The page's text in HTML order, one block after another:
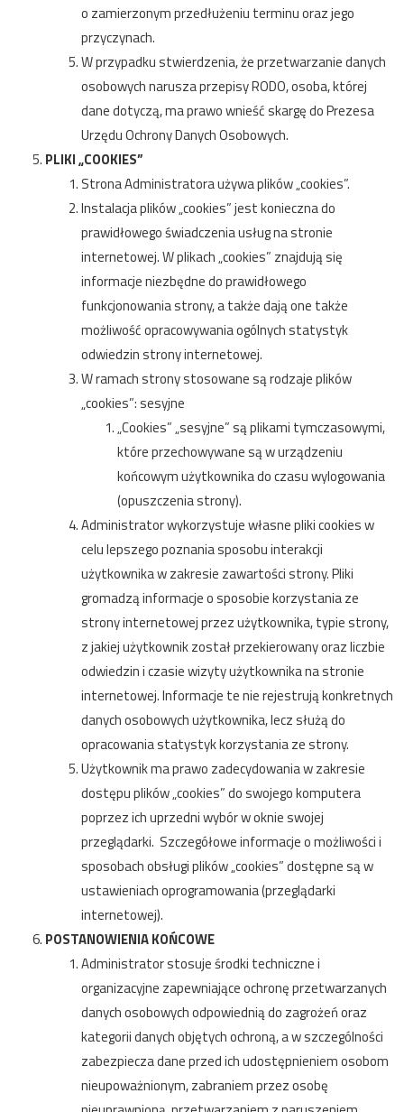
o zamierzonym przedłużeniu terminu oraz jego
przyczynach.
W przypadku stwierdzenia, że przetwarzanie danych
osobowych narusza przepisy RODO, osoba, której
dane dotyczą, ma prawo wnieść skargę do Prezesa
Urzędu Ochrony Danych Osobowych.
PLIKI „COOKIES”
Strona Administratora używa plików „cookies”.
Instalacja plików „cookies” jest konieczna do
prawidłowego świadczenia usług na stronie
internetowej. W plikach „cookies” znajdują się
informacje niezbędne do prawidłowego
funkcjonowania strony, a także dają one także
możliwość opracowywania ogólnych statystyk
odwiedzin strony internetowej.
W ramach strony stosowane są rodzaje plików
„cookies”: sesyjne
„Cookies” „sesyjne” są plikami tymczasowymi,
które przechowywane są w urządzeniu
końcowym użytkownika do czasu wylogowania
(opuszczenia strony).
Administrator wykorzystuje własne pliki cookies w
celu lepszego poznania sposobu interakcji
użytkownika w zakresie zawartości strony. Pliki
gromadzą informacje o sposobie korzystania ze
strony internetowej przez użytkownika, typie strony,
z jakiej użytkownik został przekierowany oraz liczbie
odwiedzin i czasie wizyty użytkownika na stronie
internetowej. Informacje te nie rejestrują konkretnych
danych osobowych użytkownika, lecz służą do
opracowania statystyk korzystania ze strony.
Użytkownik ma prawo zadecydowania w zakresie
dostępu plików „cookies” do swojego komputera
poprzez ich uprzedni wybór w oknie swojej
przeglądarki. Szczegółowe informacje o możliwości i
sposobach obsługi plików „cookies” dostępne są w
ustawieniach oprogramowania (przeglądarki
internetowej).
POSTANOWIENIA KOŃCOWE
Administrator stosuje środki techniczne i
organizacyjne zapewniające ochronę przetwarzanych
danych osobowych odpowiednią do zagrożeń oraz
kategorii danych objętych ochroną, a w szczególności
zabezpiecza dane przed ich udostępnieniem osobom
nieupoważnionym, zabraniem przez osobę